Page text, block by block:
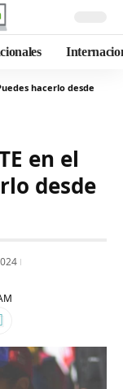
hacerlo desde
en el
desde